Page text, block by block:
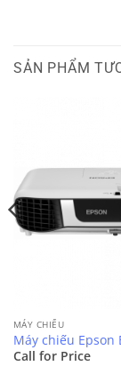
SẢN PHẨM
MÁY CHIẾU
Máy chiếu Epson
Call for Price